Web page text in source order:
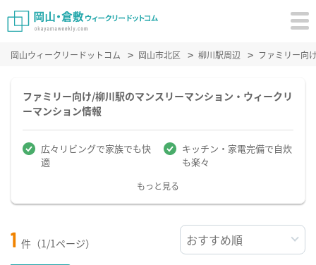
岡山ウィークリードットコム 岡山市北区 柳川駅周辺 ファミリー向
ファミリー向け/柳川駅のマンスリーマンション・ウィークリ
ーマンション情報
広々リビングで家族でも快
適
キッチン・家電完備で自炊
も楽々
もっと見る
1 件（1/1ページ）